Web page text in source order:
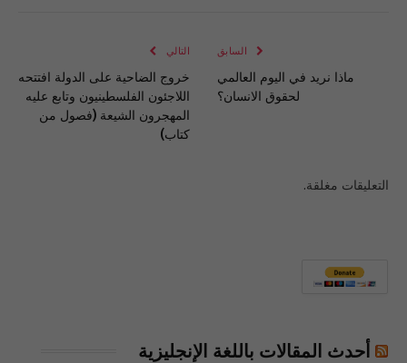
السابق
ماذا نريد في اليوم العالمي
لحقوق الانسان؟
التالي
خروج الضاحية على الدولة افتتحه
اللاجئون الفلسطينيون وتابع عليه
المهجرون الشيعة (فصول من
كتاب)
التعليقات مغلقة.
أحدث المقالات باللغة الإنجليزية